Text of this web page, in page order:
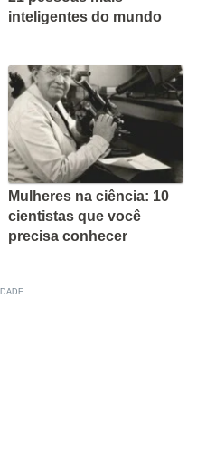
inteligentes do mundo
Mulheres na ciência: 10
cientistas que você
precisa conhecer